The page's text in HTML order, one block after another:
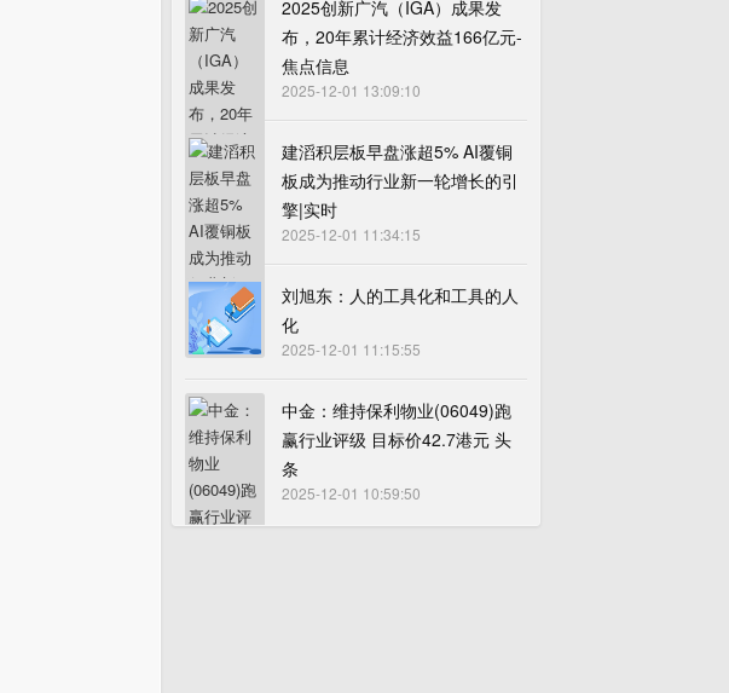
2025创新广汽（IGA）成果发
布，20年累计经济效益166亿元-
焦点信息
2025-12-01 13:09:10
建滔积层板早盘涨超5% AI覆铜
板成为推动行业新一轮增长的引
擎|实时
2025-12-01 11:34:15
刘旭东：人的工具化和工具的人
化
2025-12-01 11:15:55
中金：维持保利物业(06049)跑
赢行业评级 目标价42.7港元 头
条
2025-12-01 10:59:50